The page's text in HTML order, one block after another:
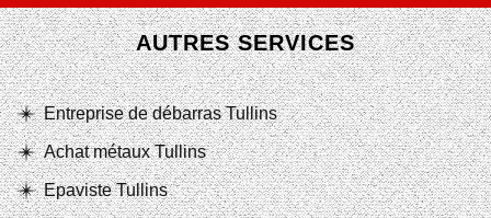
AUTRES SERVICES
Entreprise de débarras Tullins
Achat métaux Tullins
Epaviste Tullins